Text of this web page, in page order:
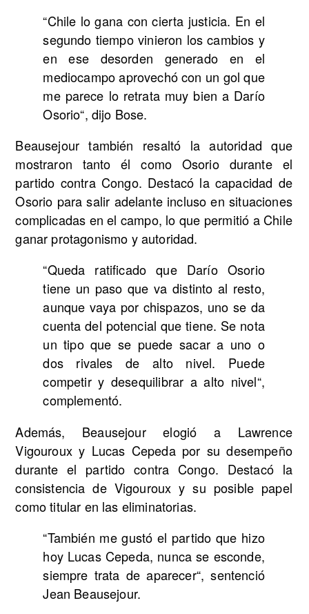
“Chile lo gana con cierta justicia. En el
segundo tiempo vinieron los cambios y
en ese desorden generado en el
mediocampo aprovechó con un gol que
me parece lo retrata muy bien a Darío
Osorio“, dijo Bose.
Beausejour también resaltó la autoridad que
mostraron tanto él como Osorio durante el
partido contra Congo. Destacó la capacidad de
Osorio para salir adelante incluso en situaciones
complicadas en el campo, lo que permitió a Chile
ganar protagonismo y autoridad.
“Queda ratificado que Darío Osorio
tiene un paso que va distinto al resto,
aunque vaya por chispazos, uno se da
cuenta del potencial que tiene. Se nota
un tipo que se puede sacar a uno o
dos rivales de alto nivel. Puede
competir y desequilibrar a alto nivel“,
complementó.
Además, Beausejour elogió a Lawrence
Vigouroux y Lucas Cepeda por su desempeño
durante el partido contra Congo. Destacó la
consistencia de Vigouroux y su posible papel
como titular en las eliminatorias.
“También me gustó el partido que hizo
hoy Lucas Cepeda, nunca se esconde,
siempre trata de aparecer“, sentenció
Jean Beausejour.